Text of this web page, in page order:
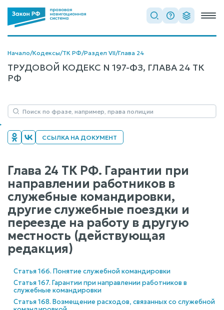
Начало/Кодексы/ТК РФ/Раздел VII/Глава 24
ТРУДОВОЙ КОДЕКС N 197-ФЗ, ГЛАВА 24 ТК
РФ
ССЫЛКА НА ДОКУМЕНТ
Глава 24 ТК РФ. Гарантии при
направлении работников в
служебные командировки,
другие служебные поездки и
переезде на работу в другую
местность (действующая
редакция)
Статья 166. Понятие служебной командировки
Статья 167. Гарантии при направлении работников в
служебные командировки
Статья 168. Возмещение расходов, связанных со служебной